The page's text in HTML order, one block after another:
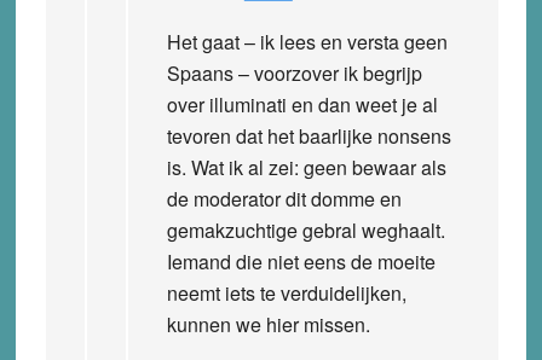
Het gaat – ik lees en versta geen
Spaans – voorzover ik begrijp
over illuminati en dan weet je al
tevoren dat het baarlijke nonsens
is. Wat ik al zei: geen bewaar als
de moderator dit domme en
gemakzuchtige gebral weghaalt.
Iemand die niet eens de moeite
neemt iets te verduidelijken,
kunnen we hier missen.